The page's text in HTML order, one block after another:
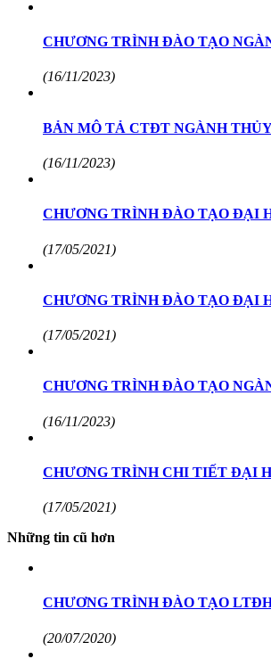
CHƯƠNG TRÌNH ĐÀO TẠO
(16/11/2023)
BẢN MÔ TẢ CTĐT NGÀNH
(16/11/2023)
CHƯƠNG TRÌNH ĐÀO TẠO ĐẠI
(17/05/2021)
CHƯƠNG TRÌNH ĐÀO TẠO ĐẠI
(17/05/2021)
CHƯƠNG TRÌNH ĐÀO TẠO
(16/11/2023)
CHƯƠNG TRÌNH CHI TIẾT ĐẠI
(17/05/2021)
Những tin cũ hơn
CHƯƠNG TRÌNH ĐÀO TẠO
(20/07/2020)